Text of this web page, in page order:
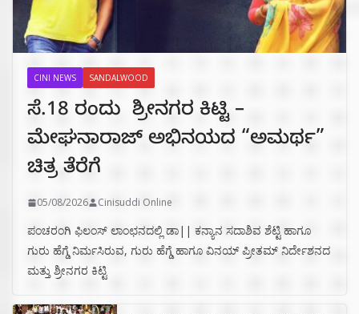
CINI NEWS SANDALWOOD
ಸೆ.18 ರಂದು ಶ್ರೀನಗರ ಕಿಟ್ಟಿ –
ಮೇಘನಾರಾಜ್ ಅಭಿನಯದ “ಅಮರ್ಥ”
ಚಿತ್ರ ತೆರೆಗೆ
05/08/2026 Cinisuddi Online
ಪಂಚರಂಗಿ ಫಿಲಂಸ್ ಲಾಂಛನದಲ್ಲಿ ಡಾ|| ಕನ್ಯಾನ ಸದಾಶಿವ ಶೆಟ್ಟಿ ಹಾಗೂ
ಗುರು ಹೆಗ್ಡೆ ನಿರ್ಮಸಿರುವ, ಗುರು ಹೆಗ್ಡೆ ಹಾಗೂ ವಿನಯ್ ಪ್ರೀತಮ್ ನಿರ್ದೇಶನದ
ಮತ್ತು ಶ್ರೀನಗರ ಕಿಟ್ಟಿ